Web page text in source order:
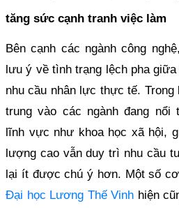
tăng sức cạnh tranh việc làm
Bên cạnh các ngành công
lưu ý về tình trạng lệch pha
nhu cầu nhân lực thực tế.
trung vào các ngành đang nổi
lĩnh vực như khoa học xã hội,
lượng cao vẫn duy trì nhu cầu
lại ít được chú ý hơn. Một số
Đại học Lương Thế Vinh hiện